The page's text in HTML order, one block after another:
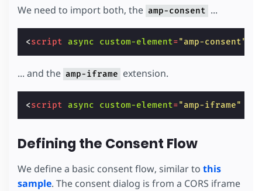
We need to import both, the amp-consent ...
<script async custom-element="amp-consent"
... and the amp-iframe extension.
<script async custom-element="amp-iframe"
Defining the Consent Flow
We define a basic consent flow, similar to this
sample. The consent dialog is from a CORS iframe